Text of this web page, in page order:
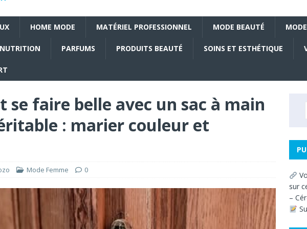
HOME MODE MATÉRIEL PROFESSIONNEL MODE BEAUTÉ
NUTRITION PARFUMS PRODUITS BEAUTÉ SOINS ET ESTHÉTIQUE
se faire belle avec un sac à main
: marier couleur et
Mode Femme 0
sur
–